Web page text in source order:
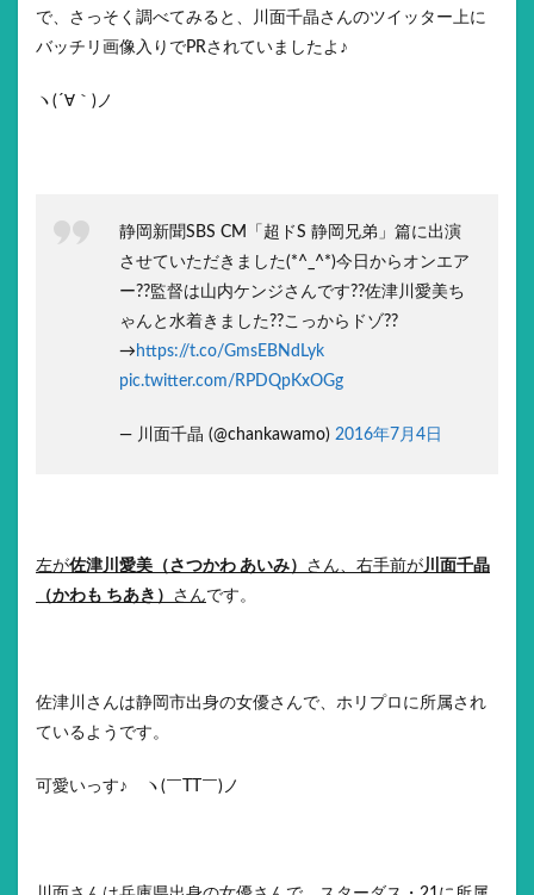
で、さっそく調べてみると、川面千晶さんのツイッター上に
バッチリ画像入りでPRされていましたよ♪
ヽ(´∀｀)ノ
静岡新聞SBS CM「超ドS 静岡兄弟」篇に出演
させていただきました(*^_^*)今日からオンエア
ー??監督は山内ケンジさんです??佐津川愛美ち
ゃんと水着きました??こっからドゾ??
→ https://t.co/GmsEBNdLyk
pic.twitter.com/RPDQpKxOGg
— 川面千晶 (@chankawamo) 2016年7月4日
左が佐津川愛美（さつかわ あいみ） さん、右手前が川面千晶
（かわも ちあき） さんです。
佐津川さんは静岡市出身の女優さんで、ホリプロに所属され
ているようです。
可愛いっす♪ ヽ(￣TT￣)ノ